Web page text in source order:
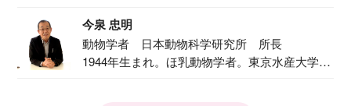
今泉 忠明
動物学者 日本動物科学研究所 所長
1944年生まれ。ほ乳動物学者。東京水産大学卒